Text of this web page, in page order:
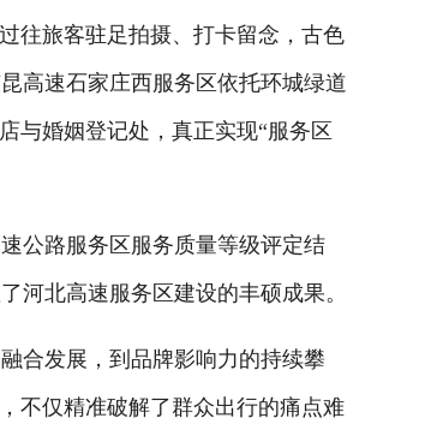
往旅客驻足拍摄、打卡留念，古色
高速石家庄西服务区依托环城绿道
与婚姻登记处，真正实现“服务区
公路服务区服务质量等级评定结
河北高速服务区建设的丰硕成果。
合发展，到品牌影响力的持续攀
不仅精准破解了群众出行的痛点难